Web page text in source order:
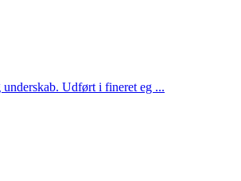
Udført i fineret eg ...